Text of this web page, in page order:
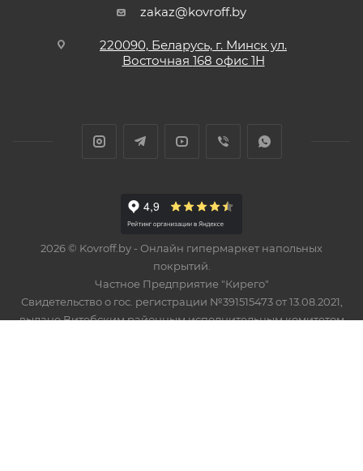
zakaz@kovroff.by
220090, Беларусь, г. Минск ул.
Восточная 168 офис 1Н
2026 © Kovroff.by - Онлайн гипермаркет напольных
покрытий.
Частное Предприятие "Кирего"
Свидетельство о гос. регистрации №391515473 от 13.08.2021,
выдано Витебским районным исполнительным комитетом